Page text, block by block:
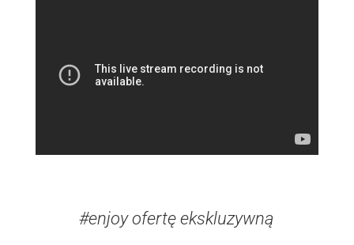
#enjoy ofertę ekskluzywną